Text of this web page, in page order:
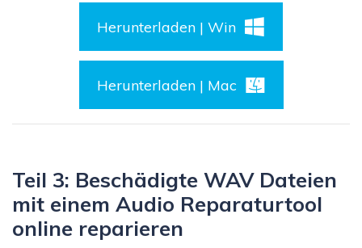
Herunterladen | Win
Herunterladen | Mac
Teil 3: Beschädigte WAV Dateien
mit einem Audio Reparaturtool
online reparieren